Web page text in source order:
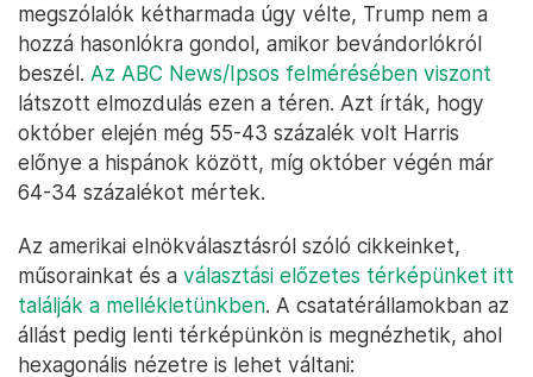
megszólalók kétharmada úgy vélte, Trump nem a
hozzá hasonlókra gondol, amikor bevándorlókról
beszél. Az ABC News/Ipsos felmérésében viszont
látszott elmozdulás ezen a téren. Azt írták, hogy
október elején még 55-43 százalék volt Harris
előnye a hispánok között, míg október végén már
64-34 százalékot mértek.
Az amerikai elnökválasztásról szóló cikkeinket,
műsorainkat és a választási előzetes térképünket itt
találják a mellékletünkben. A csatatérállamokban az
állást pedig lenti térképünkön is megnézhetik, ahol
hexagonális nézetre is lehet váltani: